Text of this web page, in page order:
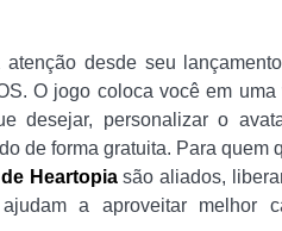
desde seu
O jogo coloca você em uma
desejar, personalizar o
de forma gratuita. Para quem
Heartopiasão aliados,
a aproveitar melhor